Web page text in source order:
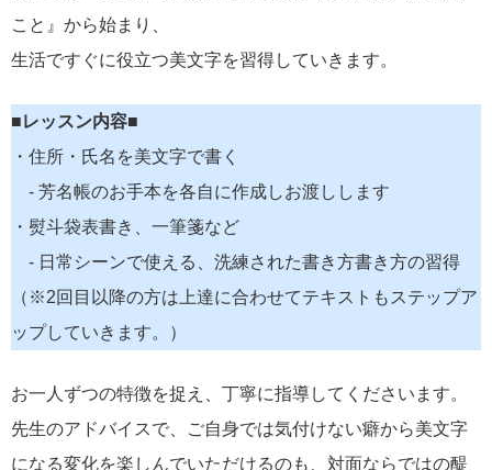
こと』から始まり、
生活ですぐに役立つ美文字を習得していきます。
■レッスン内容■
・住所・氏名を美文字で書く
- 芳名帳のお手本を各自に作成しお渡しします
・熨斗袋表書き、一筆箋など
- 日常シーンで使える、洗練された書き方書き方の習得
（※2回目以降の方は上達に合わせてテキストもステップア
ップしていきます。）
お一人ずつの特徴を捉え、丁寧に指導してくださいます。
先生のアドバイスで、ご自身では気付けない癖から美文字
になる変化を楽しんでいただけるのも、対面ならではの醍